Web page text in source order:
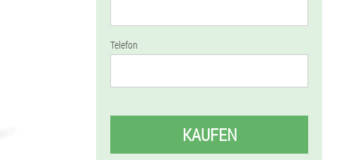
Telefon
KAUFEN